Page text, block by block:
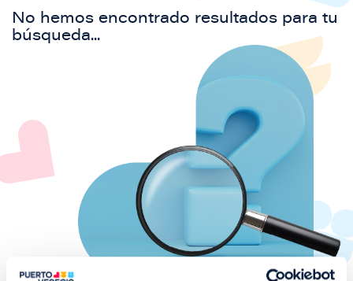
No hemos encontrado resultados para tu
búsqueda...